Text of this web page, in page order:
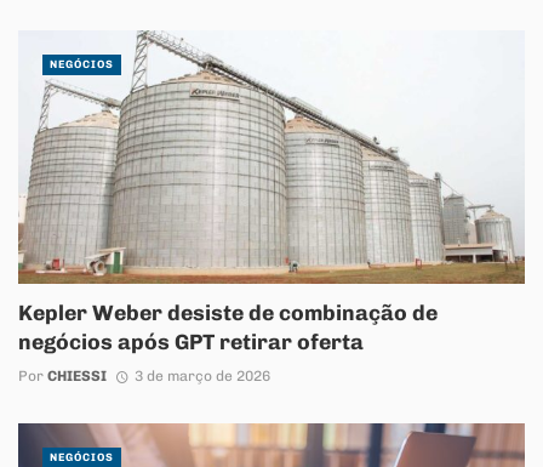
Kepler Weber desiste de combinação de
negócios após GPT retirar oferta
Por CHIESSI 3 de março de 2026
NEGÓCIOS
NEGÓCIOS